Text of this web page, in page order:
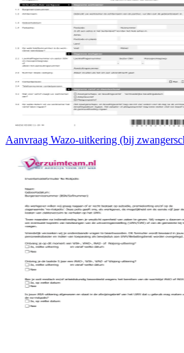
Aanvraag Wazo-uitkering (bij